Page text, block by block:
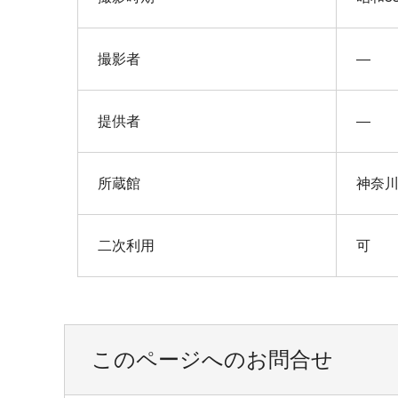
撮影者 ―
提供者 ―
所蔵館 神奈
二次利用 可
このページへのお問合せ